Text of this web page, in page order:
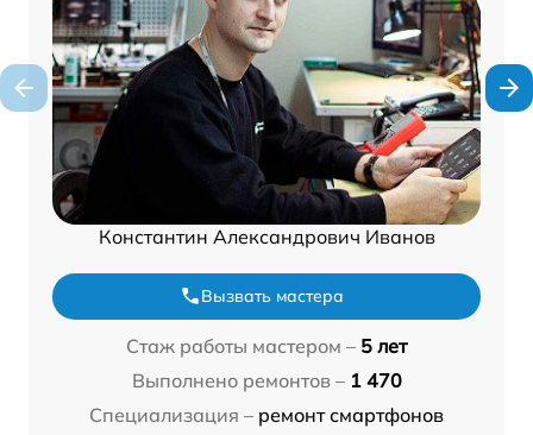
Константин Александрович Иванов
Вызвать мастера
Стаж работы мастером – 5 лет
Выполнено ремонтов – 1 470
Специализация – ремонт смартфонов